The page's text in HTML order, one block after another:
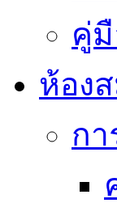
คู่
ห้อง
ก